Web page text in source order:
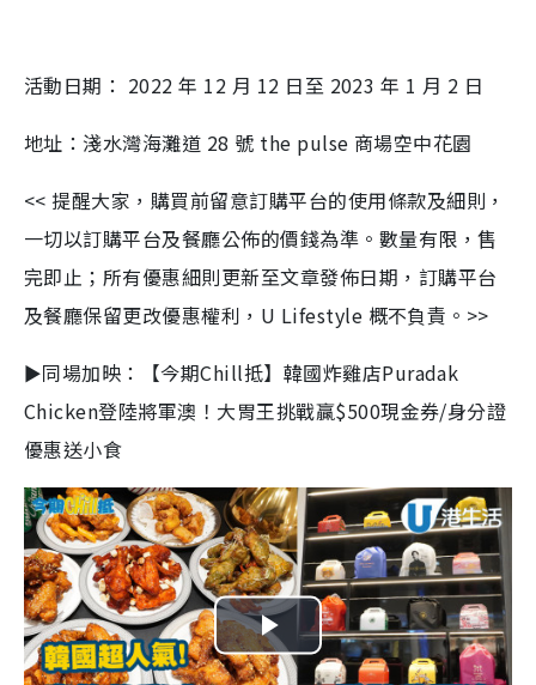
活動日期： 2022 年 12 月 12 日至 2023 年 1 月 2 日
地址：淺水灣海灘道 28 號 the pulse 商場空中花園
<< 提醒大家，購買前留意訂購平台的使用條款及細則，
一切以訂購平台及餐廳公佈的價錢為準。數量有限，售
完即止；所有優惠細則更新至文章發佈日期，訂購平台
及餐廳保留更改優惠權利，U Lifestyle 概不負責。>>
►同場加映：【今期Chill抵】韓國炸雞店Puradak
Chicken登陸將軍澳！大胃王挑戰贏$500現金券/身分證
優惠送小食
P